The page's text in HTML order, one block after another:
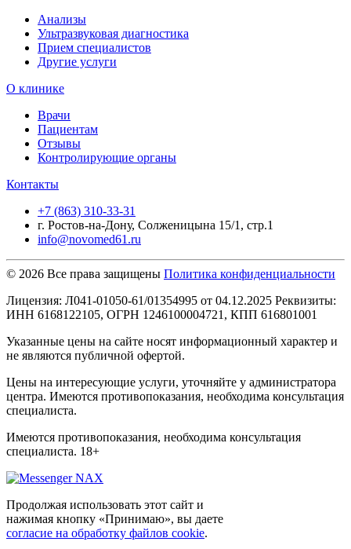
Анализы
Ультразвуковая диагностика
Прием специалистов
Другие услуги
О клинике
Врачи
Пациентам
Отзывы
Контролирующие органы
Контакты
+7 (863) 310-33-31
г. Ростов-на-Дону, Солженицына 15/1, стр.1
info@novomed61.ru
© 2026 Все права защищены Политика конфиденциальности
Лицензия: Л041-01050-61/01354995 от 04.12.2025 Реквизиты:
ИНН 6168122105, ОГРН 1246100004721, КПП 616801001
Указанные цены на сайте носят информационный характер и
не являются публичной офертой.
Цены на интересующие услуги, уточняйте у администратора
центра. Имеются противопоказания, необходима консультация
специалиста.
Имеются противопоказания, необходима консультация
специалиста. 18+
Продолжая использовать этот сайт и
нажимая кнопку «Принимаю», вы даете
согласие на обработку файлов cookie.